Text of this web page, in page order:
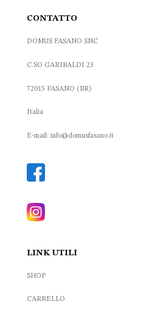
CONTATTO
DOMUS FASANO SNC
C.SO GARIBALDI 23
72015 FASANO (BR)
Italia
E-mail: info@domusfasano.it
LINK UTILI
SHOP
CARRELLO